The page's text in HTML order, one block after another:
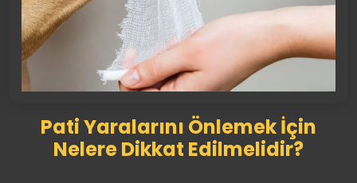
Pati Yaralarını Önlemek İçin
Nelere Dikkat Edilmelidir?